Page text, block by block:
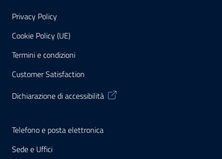
Privacy Policy
Cookie Policy (UE)
Termini e condizioni
Customer Satisfaction
Dichiarazione di accessibilità
Telefono e posta elettronica
Sede e Uffici